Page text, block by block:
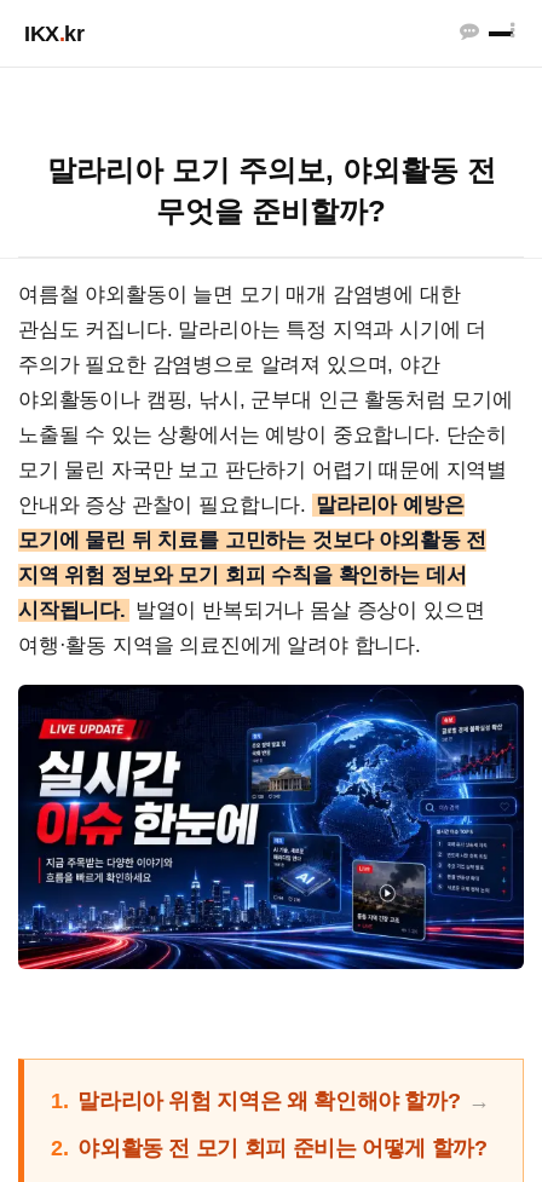
IKX.kr
말라리아 모기 주의보, 야외활동 전
무엇을 준비할까?
여름철 야외활동이 늘면 모기 매개 감염병에 대한
관심도 커집니다. 말라리아는 특정 지역과 시기에 더
주의가 필요한 감염병으로 알려져 있으며, 야간
야외활동이나 캠핑, 낚시, 군부대 인근 활동처럼 모기에
노출될 수 있는 상황에서는 예방이 중요합니다. 단순히
모기 물린 자국만 보고 판단하기 어렵기 때문에 지역별
안내와 증상 관찰이 필요합니다. 말라리아 예방은
모기에 물린 뒤 치료를 고민하는 것보다 야외활동 전
지역 위험 정보와 모기 회피 수칙을 확인하는 데서
시작됩니다. 발열이 반복되거나 몸살 증상이 있으면
여행·활동 지역을 의료진에게 알려야 합니다.
1. 말라리아 위험 지역은 왜 확인해야 할까?
2. 야외활동 전 모기 회피 준비는 어떻게 할까?